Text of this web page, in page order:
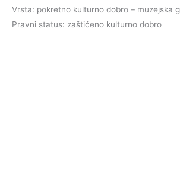
Vrsta: pokretno kulturno dobro – muzejska
Pravni status: zaštićeno kulturno dobro